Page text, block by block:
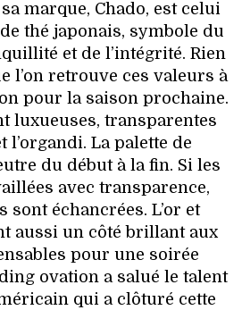
marque, Chado, est celui
thé japonais, symbole du
et de l’intégrité. Rien
l’on retrouve ces valeurs à
pour la saison prochaine.
luxueuses, transparentes
l’organdi. La palette de
du début à la fin. Si les
avec transparence,
sont échancrées. L’or et
aussi un côté brillant aux
pour une soirée
ovation a salué le talent
qui a clôturé cette